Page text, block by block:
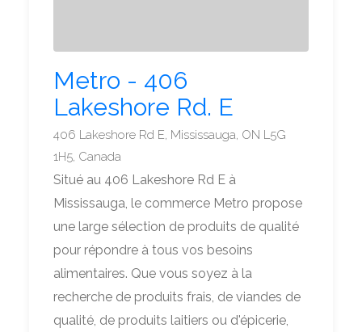
Metro - 406
Lakeshore Rd. E
406 Lakeshore Rd E, Mississauga, ON L5G
1H5, Canada
Situé au 406 Lakeshore Rd E à
Mississauga, le commerce Metro propose
une large sélection de produits de qualité
pour répondre à tous vos besoins
alimentaires. Que vous soyez à la
recherche de produits frais, de viandes de
qualité, de produits laitiers ou d'épicerie,